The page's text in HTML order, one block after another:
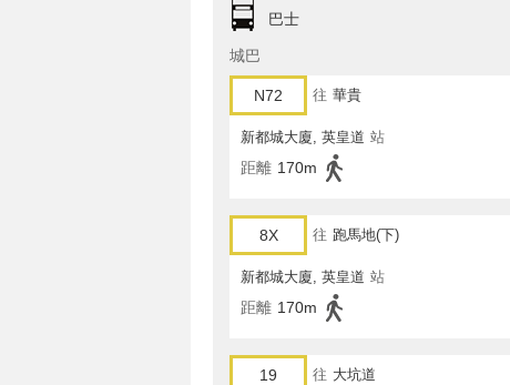
巴士
城巴
N72 往 華貴
新都城大廈, 英皇道 站
距離 170m
8X 往 跑馬地(下)
新都城大廈, 英皇道 站
距離 170m
19 往 大坑道